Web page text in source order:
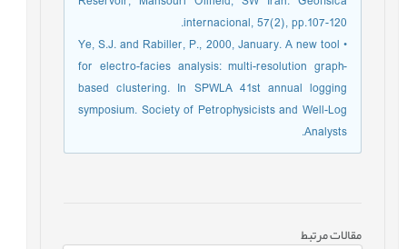
internacional, 57(2), pp.107-120.
• Ye, S.J. and Rabiller, P., 2000, January. A new tool
for electro-facies analysis: multi-resolution graph-
based clustering. In SPWLA 41st annual logging
symposium. Society of Petrophysicists and Well-Log
Analysts.
مقالات مرتبط